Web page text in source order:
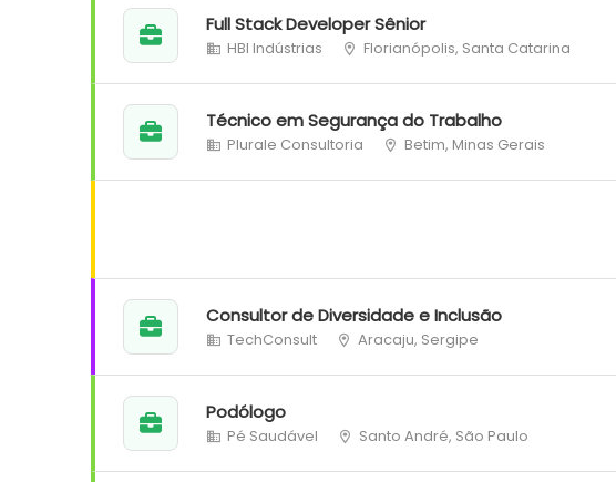
Full Stack Developer Sênior
HBI Indústrias Florianópolis, Santa Catarina
Técnico em Segurança do Trabalho
Plurale Consultoria Betim, Minas Gerais
Consultor de Diversidade e Inclusão
TechConsult Aracaju, Sergipe
Podólogo
Pé Saudável Santo André, São Paulo